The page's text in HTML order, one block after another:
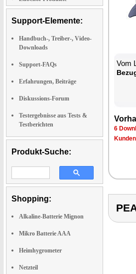
Support-Elemente:
Handbuch-, Treiber-, Video-
Downloads
Support-FAQs
Erfahrungen, Beiträge
Diskussions-Forum
Testergebnisse aus Tests &
Testberichten
Produkt-Suche:
Shopping:
Alkaline-Batterie Mignon
Mikro Batterie AAA
Heimhygrometer
Netzteil
Vom
6